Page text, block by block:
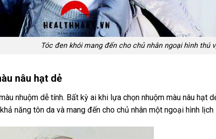
Tóc đen khói mang đến cho chủ nhân ngoại hình thú
nâu hạt dẻ
nhuộm dễ tính. Bất kỳ ai khi lựa chọn nhuộm màu nâu hạt
năng tôn da và mang đến cho chủ nhân một ngoại hình lịch